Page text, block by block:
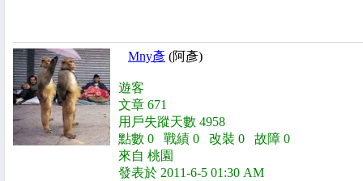
Mny彥 (阿彥)
遊客
文章 671
用戶失蹤天數 4958
點數 0 戰績 0 改裝 0 故障 0
來自 桃園
發表於 2011-6-5 01:30 AM